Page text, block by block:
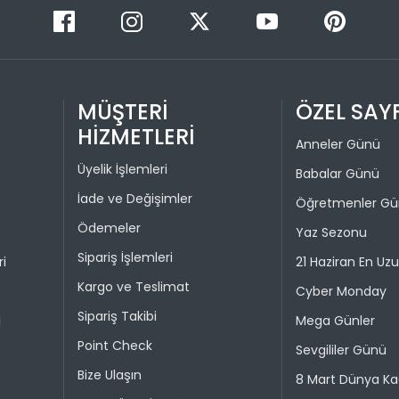
Colin's
Değişim
bedeniyle
Daha
ederek
İade
uygun
Taksit
MÜŞTERİ
HİZMETLERİ
Üyelik İşlemleri
İade ve Değişimler
Ödemeler
Sipariş İşlemleri
Kargo ve Teslimat
Sipariş Takibi
Point Check
Bize Ulaşın
ÖZEL
Anneler Günü
Babalar Günü
Öğretmenler
Yaz Sezonu
21 Haziran En
Cyber Monday
Mega Günler
Sevgililer Günü
8 Mart Dünya